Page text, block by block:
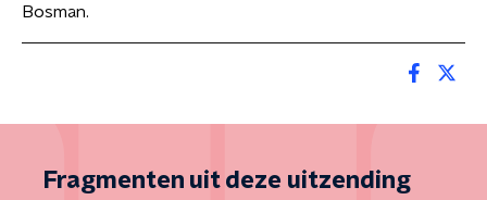
Bosman.
Fragmenten uit deze uitzending